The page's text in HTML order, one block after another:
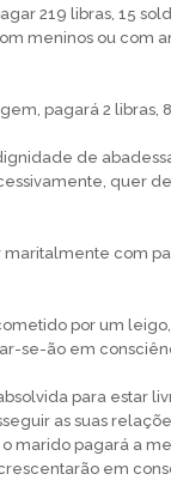
219 libras, 15
meninos ou com
pagará 2 libras,
de
quer
com
por um leigo,
se-ão em
para estar
as suas
marido pagará a
em